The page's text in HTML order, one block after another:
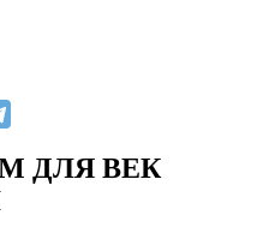
ДЛЯ ВЕК